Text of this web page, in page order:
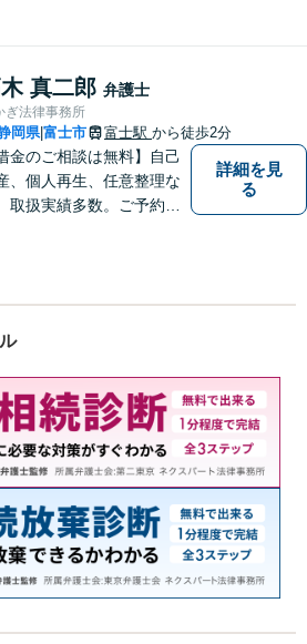
ぜひお気軽にご相談くだ
。 真二郎 弁護士
ぎ法律事務所
岡県|富士市 富士駅 から徒歩2分
金のご相談は無料】自己
、個人再生、任意整理な
取扱実績多数。ご予約の
詳細を見
る